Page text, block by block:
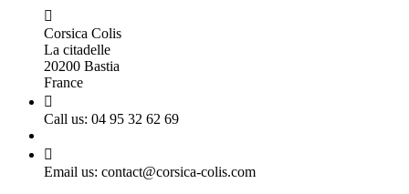

Corsica Colis
La citadelle
20200 Bastia
France

Call us: 04 95 32 62 69

Email us: contact@corsica-colis.com